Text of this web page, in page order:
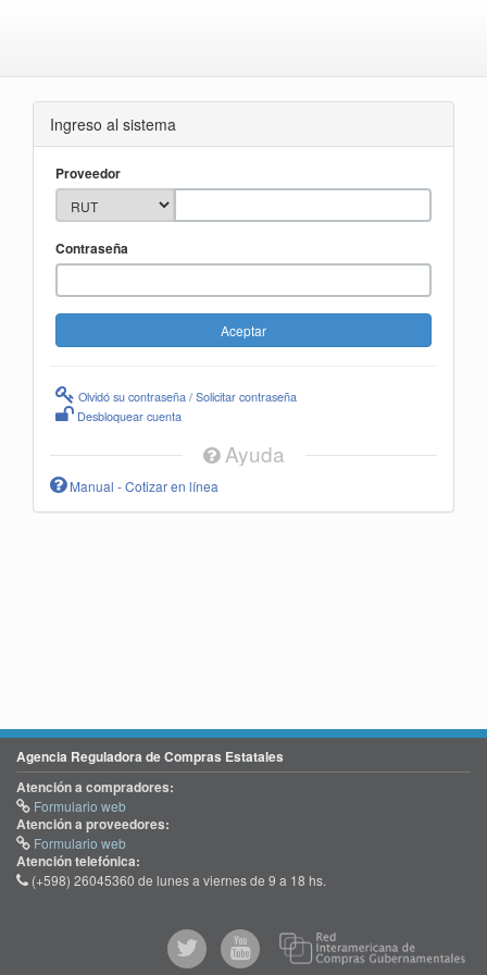
Ingreso al sistema
Proveedor
Contraseña
Olvidó su contraseña / Solicitar contraseña
Desbloquear cuenta
Ayuda
Manual - Cotizar en línea
Agencia Reguladora de Compras Estatales
Atención a compradores:
Formulario web
Atención a proveedores:
Formulario web
Atención telefónica:
(+598) 26045360 de lunes a viernes de 9 a 18 hs.
@comprasgubuy
ACCE